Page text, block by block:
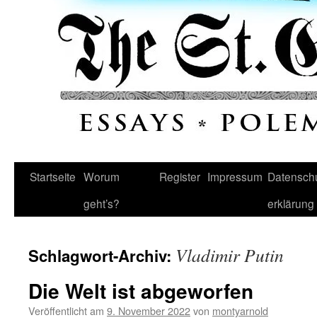
Startseite Worum
geht’s?
Register Impressum
erklärung
Schlagwort-Archiv: Vladimir Putin
Die Welt ist abgeworfen
Veröffentlicht am 9. November 2022von montyarnold